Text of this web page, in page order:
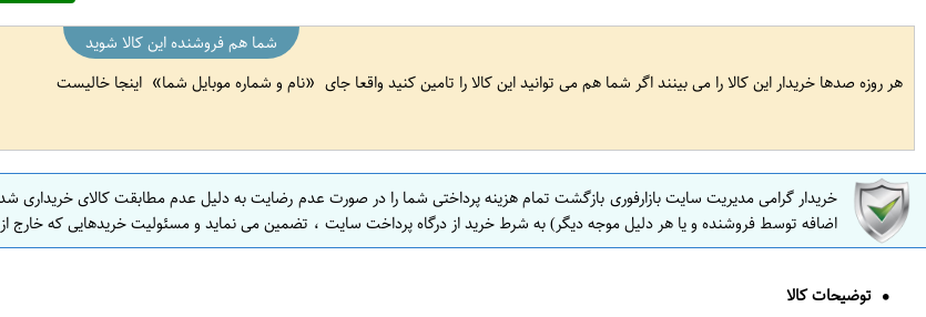
شما هم فروشنده این کالا شوید
هر روزه صدها خریدار این کالا را می بینند اگر شما هم می توانید این کالا را تامین کنید واقعا جای
نام و شماره موبایل شما اینجا خالیست
خریدار گرامی مدیریت سایت بازارفوری بازگشت تمام هزینه پرداختی شما را در صورت عدم رضایت به دلیل عدم مطابقت کالای خریداری
اضافه توسط فروشنده و یا هر دلیل موجه دیگر) به شرط خرید از درگاه پرداخت سایت ، تضمین می نماید و مسئولیت خریدهایی که خارج
توضیحات کالا